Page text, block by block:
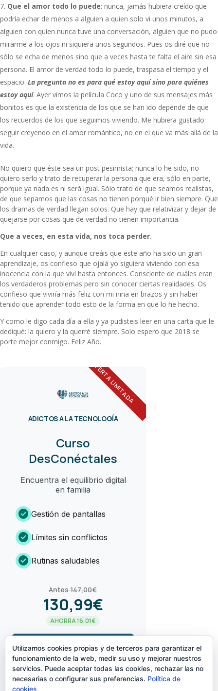
Que el amor todo lo puede: nunca, jamás hubiera creído que
podría echar de menos a alguien a quien solo vi unos minutos, a
alguien con quien nunca tuve una conversación, alguien que no pudo
mirarme a los ojos ni siquiera unos segundos. Pues os diré que no
sólo se echa de menos sino que a veces hasta te falta el aire sin esa
persona. El amor de verdad todo lo puede, traspasa el tiempo y el
espacio. La pregunta no es para qué estoy aquí sino para quiénes
estoy aquí. Ayer vimos la película Coco y uno de sus mensajes más
bonitos es que la existencia de los que se han ido depende de que
los recuerdos de los que seguimos viviendo. Me hubiera gustado
seguir creyendo en el amor romántico, no en el que va más allá de la
vida.
No quiero que éste sea un post pesimista; nunca lo he sido, no
quiero serlo y trato de recuperar la persona que era, sólo en parte,
porque ya nada es ni será igual. Sólo trato de que seamos realistas,
de que sepamos que las cosas no tienen porqué ir bien siempre. Que
los dramas de verdad llegan solos. Que hay que relativizar y dejar de
quejarse por cosas que de verdad no tienen importancia.
Que a veces, en esta vida, nos toca perder.
En cualquier caso, y aunque creáis que este año ha sido un gran
aprendizaje, os confieso que ojalá yo siguiera viviendo con esa
inocencia con la que viví hasta entonces. Consciente de cuáles eran
los verdaderos problemas pero sin conocer ciertas realidades. Os
confieso que viviría más feliz con mi niña en brazos y sin haber
tenido que aprender todo esto de la forma en que lo he hecho.
Y como le digo cada día a ella y ya pudisteis leer en una carta que le
dediqué: la quiero y la querré siempre. Solo espero que 2018 se
porte mejor conmigo. Feliz Año.
OFERTA LIMITADA
ADICTOS A LA TECNOLOGÍA
Curso
DesConéctales
Encuentra el equilibrio digital
en familia
check_circle Gestión de pantallas
check_circle Límites sin conflictos
check_circle Rutinas saludables
Antes 147,00€
130,99€
AHORRA 16,01€
¡LO QUIERO!arrow_forward
CREADO POR
Utilizamos cookies propias y de terceros para garantizar el
funcionamiento de la web, medir su uso y mejorar nuestros
servicios. Puede aceptar todas las cookies, rechazar las no
necesarias o configurar sus preferencias. Política de
cookies